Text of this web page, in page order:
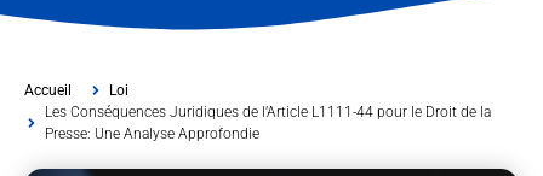
Accueil
Loi
Les Conséquences Juridiques de l’Article L1111-44 pour le Droit de la
Presse: Une Analyse Approfondie